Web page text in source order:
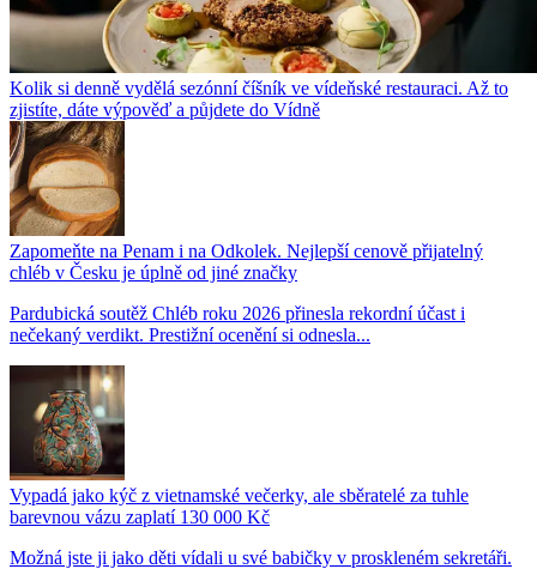
Kolik si denně vydělá sezónní číšník ve vídeňské restauraci. Až to
zjistíte, dáte výpověď a půjdete do Vídně
Zapomeňte na Penam i na Odkolek. Nejlepší cenově přijatelný
chléb v Česku je úplně od jiné značky
Pardubická soutěž Chléb roku 2026 přinesla rekordní účast i
nečekaný verdikt. Prestižní ocenění si odnesla...
Vypadá jako kýč z vietnamské večerky, ale sběratelé za tuhle
barevnou vázu zaplatí 130 000 Kč
Možná jste ji jako děti vídali u své babičky v proskleném sekretáři.